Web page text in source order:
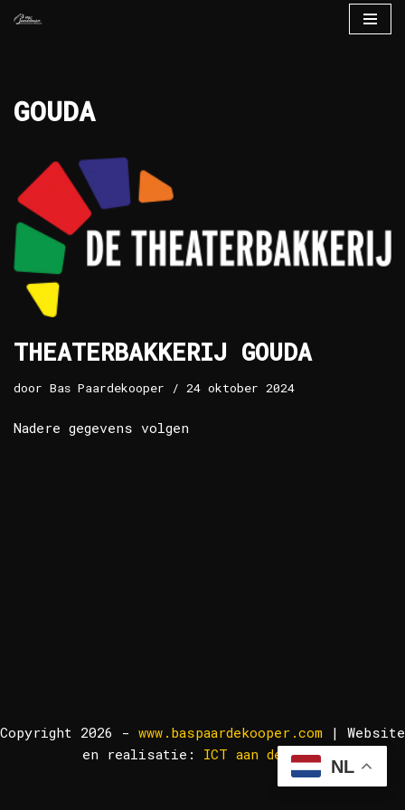
inhoud
GOUDA
THEATERBAKKERIJ GOUDA
door Bas Paardekooper 24 oktober 2024
Nadere gegevens volgen
Copyright 2026 - www.baspaardekooper.com | Website
en realisatie: ICT aan de Lek!
NL